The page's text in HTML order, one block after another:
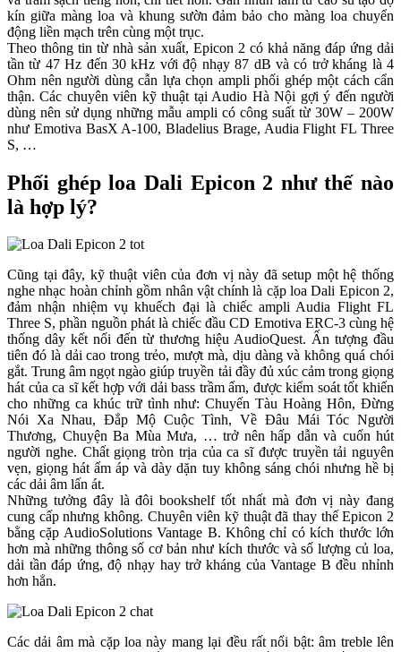
kín giữa màng loa và khung sườn đảm bảo cho màng loa chuyển
động liền mạch trên cùng một trục.
Theo thông tin từ nhà sản xuất, Epicon 2 có khả năng đáp ứng dải
tần từ 47 Hz đến 30 kHz với độ nhạy 87 dB và có trở kháng là 4
Ohm nên người dùng cẫn lựa chọn ampli phối ghép một cách cẩn
thận. Các chuyên viên kỹ thuật tại Audio Hà Nội gợi ý đến người
dùng nên sử dụng những mẫu ampli có công suất từ 30W – 200W
như Emotiva BasX A-100, Bladelius Brage, Audia Flight FL Three
S, …
Phối ghép loa Dali Epicon 2 như thế nào
là hợp lý?
Cũng tại đây, kỹ thuật viên của đơn vị này đã setup một hệ thống
nghe nhạc hoàn chỉnh gồm nhân vật chính là cặp loa Dali Epicon 2,
đảm nhận nhiệm vụ khuếch đại là chiếc ampli Audia Flight FL
Three S, phần nguồn phát là chiếc đầu CD Emotiva ERC-3 cùng hệ
thống dây kết nối đến từ thương hiệu AudioQuest. Ấn tượng đầu
tiên đó là dải cao trong trẻo, mượt mà, dịu dàng và không quá chói
gắt. Trung âm ngọt ngào giúp truyền tải đầy đủ xúc cảm trong giọng
hát của ca sĩ kết hợp với dải bass trầm ấm, được kiểm soát tốt khiến
cho những ca khúc trữ tình như: Chuyến Tàu Hoàng Hôn, Đừng
Nói Xa Nhau, Đắp Mộ Cuộc Tình, Về Đâu Mái Tóc Người
Thương, Chuyện Ba Mùa Mưa, … trở nên hấp dẫn và cuốn hút
người nghe. Chất giọng tròn trịa của ca sĩ được truyền tải nguyên
vẹn, giọng hát ấm áp và dày dặn tuy không sáng chói nhưng hề bị
các dải âm lấn át.
Những tưởng đây là đôi bookshelf tốt nhất mà đơn vị này đang
cung cấp nhưng không. Chuyên viên kỹ thuật đã thay thế Epicon 2
bằng cặp AudioSolutions Vantage B. Không chỉ có kích thước lớn
hơn mà những thông số cơ bản như kích thước và số lượng củ loa,
dải tần đáp ứng, độ nhạy hay trở kháng của Vantage B đều nhỉnh
hơn hẳn.
Các dải âm mà cặp loa này mang lại đều rất nổi bật: âm treble lên